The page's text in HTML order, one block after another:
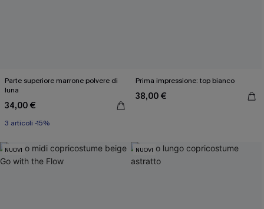
Parte superiore marrone polvere di
luna
34,00 €
3 articoli -15%
Prima impressione: top bianco
38,00 €
NUOVI NUOVI